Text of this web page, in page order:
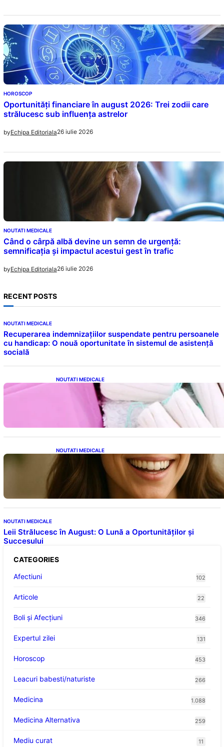
HOROSCOP
Oportunități financiare în august 2026: Trei zodii care
strălucesc sub influența astrelor
byEchipa Editoriala26 iulie 2026
NOUTATI MEDICALE
Când o cârpă albă devine un semn de urgență:
semnificația și impactul acestui gest în trafic
byEchipa Editoriala26 iulie 2026
RECENT POSTS
NOUTATI MEDICALE
Recuperarea indemnizațiilor suspendate pentru persoanele
cu handicap: O nouă oportunitate în sistemul de asistență
socială
NOUTATI MEDICALE
Tampoanele menstruale: O analiză profundă
a riscurilor legate de metale toxice
NOUTATI MEDICALE
Ceaiul – Băutura care protejează inima:
Descoperiri recente despre beneficiile
consumului zilnic
NOUTATI MEDICALE
Leii Strălucesc în August: O Lună a Oportunităților și
Succesului
CATEGORIES
Afectiuni
102
Articole 22
Boli și Afecțiuni 346
Expertul zilei 131
Horoscop 453
Leacuri babesti/naturiste 266
Medicina 1.088
Medicina Alternativa 259
Mediu curat 11